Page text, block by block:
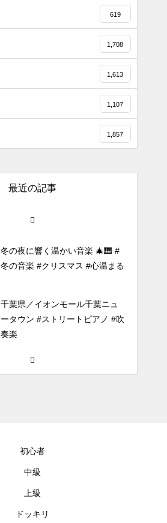
619
1,708
1,613
1,107
1,857
最近の記事
#tiktok #shorts #shortsdaily #sh
ortsdance #shirose #磁石 #white
jam #ピアノ初心者 #ピアノレッ
【転生悪女の黒歴史OP】ピアノ
で「Black Flame」弾いてみた
（中～上級）【The Dark History
ほぼ日1フレーズ THE BLUE H
冬の夜に響く温かい音楽 🎄🎹 #
冬の音楽 #クリスマス #心温まる
千葉県／イオンモール千葉ニュ
ータウン #ストリートピアノ #吹
奏楽
#tiktok #shorts #shortsdaily #sh
（中～上級）【The Dark History
of the Reincarnated Villainess】
ほぼ日1フレーズ THE BLUE H
EARTS NO NO NO
初心者
中級
上級
ドッキリ